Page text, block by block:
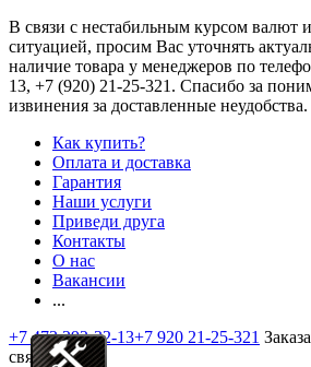
В связи с нестабильным курсом валют
ситуацией, просим Вас уточнять
наличие товара у менеджеров по
13, +7 (920) 21-25-321 . Спасибо за
извинения за доставленные неудобства.
Как купить?
Оплата и доставка
Гарантия
Наши услуги
Приведи друга
Контакты
О нас
Вакансии
...
+7 473 292-32-13+7 920 21-25-321
связь